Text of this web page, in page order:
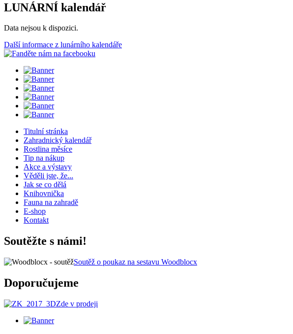
LUNÁRNÍ kalendář
Data nejsou k dispozici.
Další informace z lunárního kalendáře
Titulní stránka
Zahradnický kalendář
Rostlina měsíce
Tip na nákup
Akce a výstavy
Věděli jste, že...
Jak se co dělá
Knihovnička
Fauna na zahradě
E-shop
Kontakt
Soutěžte s námi!
Soutěž o poukaz na sestavu Woodblocx
Doporučujeme
Zde v prodeji